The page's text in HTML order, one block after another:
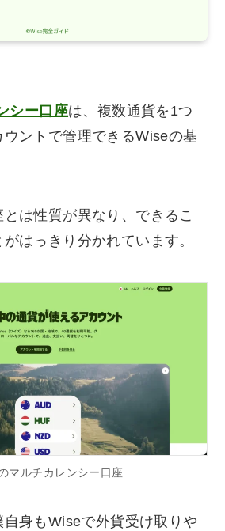
シー口座は、複数通貨を1つ
ントで管理できるWiseの基
は性質が異なり、できるこ
はっきり分かれています。
マルチカレンシー口座
身もWiseで外貨受け取りや